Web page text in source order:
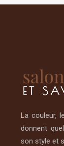
La couleur,
donnent
son style et